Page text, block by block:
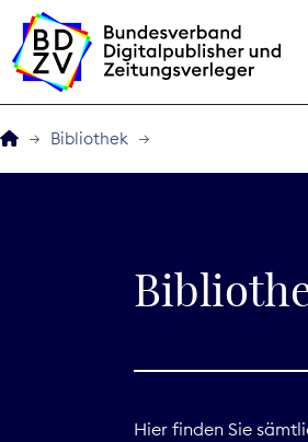
Bibliothek
Hier finden Sie